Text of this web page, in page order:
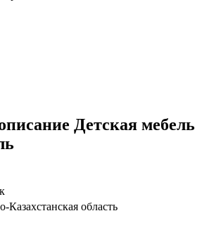
Детская мебель
Казахстанская область